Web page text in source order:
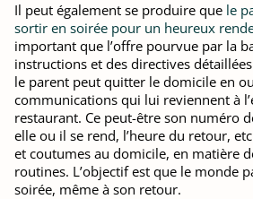
Il peut également se produire que le
sortir en soirée pour un heureux
important que l’offre pourvue par la
instructions et des directives
le parent peut quitter le domicile en
communications qui lui reviennent à
restaurant. Ce peut-être son numéro
elle ou il se rend, l’heure du retour,
et coutumes au domicile, en matière
routines. L’objectif est que le monde
soirée, même à son retour.